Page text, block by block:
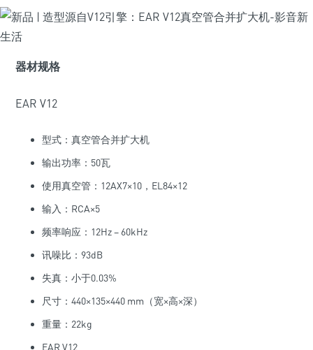
器材规格
EAR V12
型式：真空管合并扩大机
输出功率：50瓦
使用真空管：12AX7×10，EL84×12
输入：RCA×5
频率响应：12Hz – 60kHz
讯噪比：93dB
失真：小于0.03%
尺寸：440×135×440 mm（宽×高×深）
重量：22kg
EAR V12